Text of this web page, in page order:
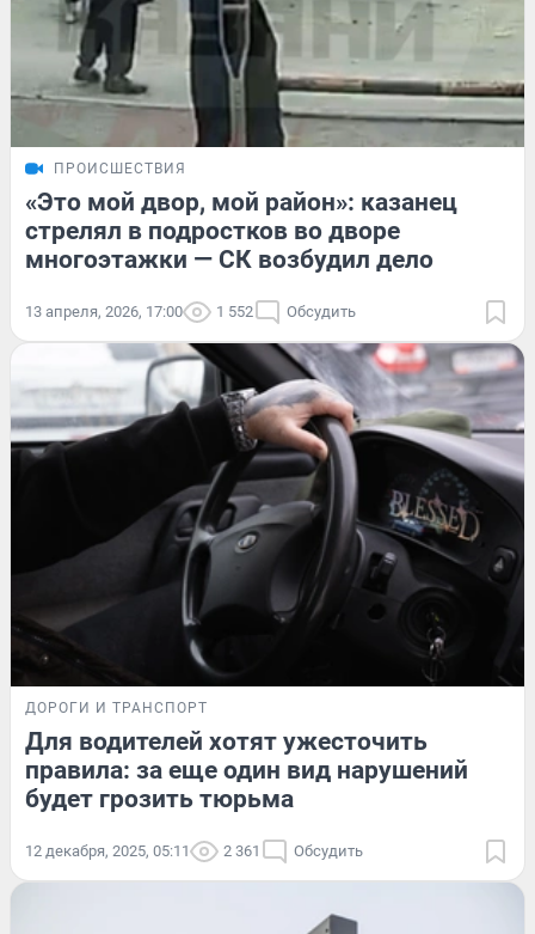
ПРОИСШЕСТВИЯ
«Это мой двор, мой район»: казанец
стрелял в подростков во дворе
многоэтажки — СК возбудил дело
13 апреля, 2026, 17:00 1 552 Обсудить
ДОРОГИ И ТРАНСПОРТ
Для водителей хотят ужесточить
правила: за еще один вид нарушений
будет грозить тюрьма
12 декабря, 2025, 05:11 2 361 Обсудить